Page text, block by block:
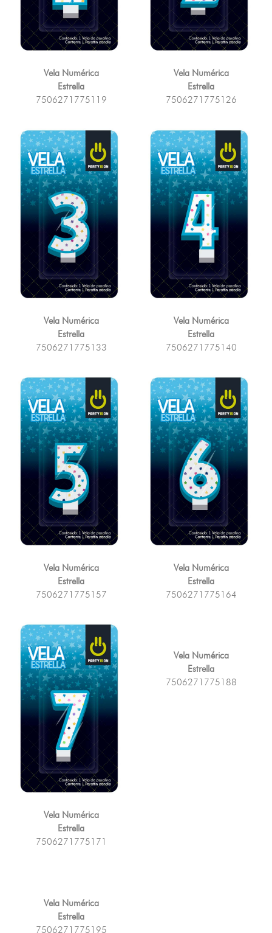
Vela Numérica
Estrella
7506271775119
Vela Numérica
Estrella
7506271775126
Vela Numérica
Estrella
7506271775133
Vela Numérica
Estrella
7506271775140
Vela Numérica
Estrella
7506271775157
Vela Numérica
Estrella
7506271775164
Vela Numérica
Estrella
7506271775171
Vela Numérica
Estrella
7506271775188
Vela Numérica
Estrella
7506271775195